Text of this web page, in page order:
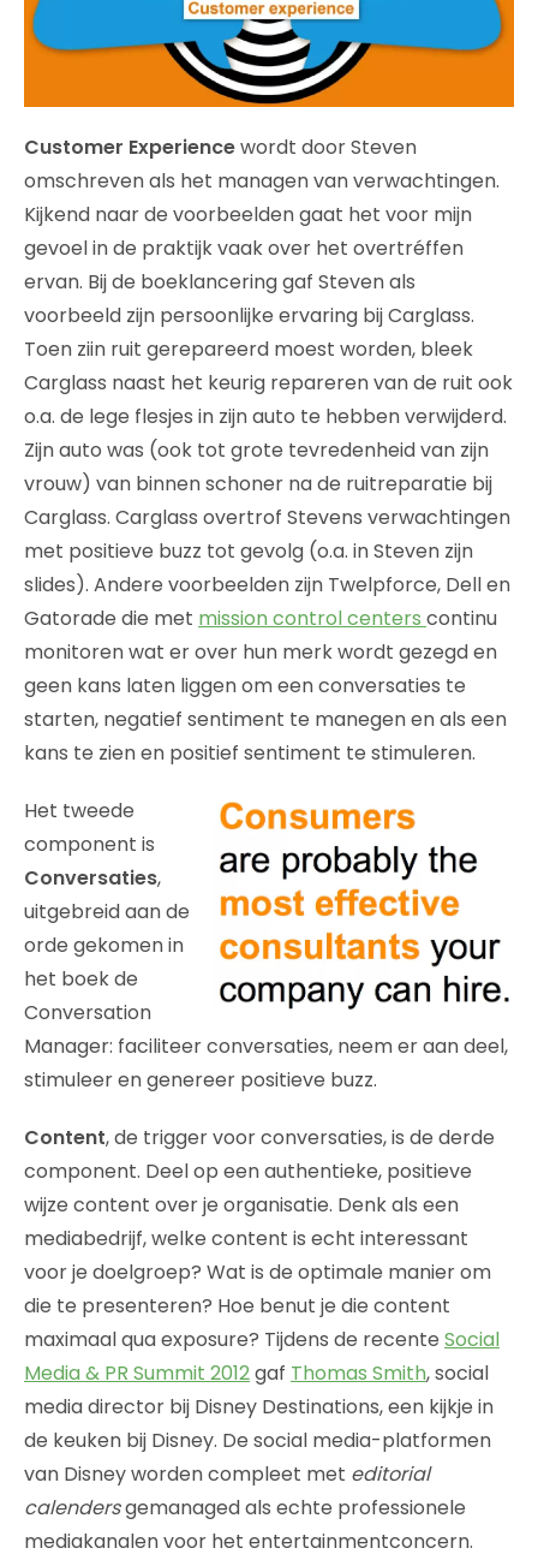
Customer Experiencewordt door Steven
omschreven als het managen van verwachtingen.
Kijkend naar de voorbeelden gaat het voor mijn
gevoel in de praktijk vaak over het overtréffen
ervan. Bij de boeklancering gaf Steven als
voorbeeld zijn persoonlijke ervaring bij Carglass.
Toen ziin ruit gerepareerd moest worden, bleek
Carglass naast het keurig repareren van de ruit ook
o.a. de lege flesjes in zijn auto te hebben verwijderd.
Zijn auto was (ook tot grote tevredenheid van zijn
vrouw) van binnen schoner na de ruitreparatie bij
Carglass. Carglass overtrof Stevens verwachtingen
met positieve buzz tot gevolg (o.a. in Steven zijn
slides). Andere voorbeelden zijn Twelpforce, Dell en
Gatorade die met mission control centers continu
monitoren wat er over hun merk wordt gezegd en
geen kans laten liggen om een conversaties te
starten, negatief sentiment te manegen en als een
kans te zien en positief sentiment te stimuleren.
Het tweede
component is
Conversaties,
uitgebreid aan de
orde gekomen in
het boek de
Conversation
Manager: faciliteer conversaties, neem er aan deel,
stimuleer en genereer positieve buzz.
Content, de trigger voor conversaties, is de derde
component. Deel op een authentieke, positieve
wijze content over je organisatie. Denk als een
mediabedrijf, welke content is echt interessant
voor je doelgroep? Wat is de optimale manier om
die te presenteren? Hoe benut je die content
maximaal qua exposure? Tijdens de recente Social
Media & PR Summit 2012gaf Thomas Smith, social
media director bij Disney Destinations, een kijkje in
de keuken bij Disney. De social media-platformen
van Disney worden compleet met editorial
calendersgemanaged als echte professionele
mediakanalen voor het entertainmentconcern.